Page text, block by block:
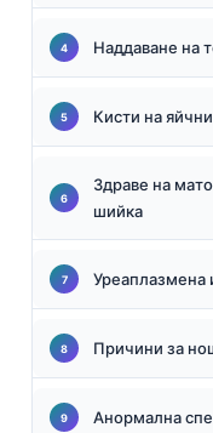
Наддаване на
Кисти на
Здраве на
шийка
Уреаплазмена
Причини за
Анормална